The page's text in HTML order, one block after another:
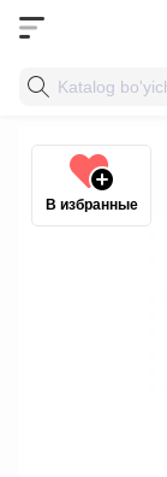
В избранные